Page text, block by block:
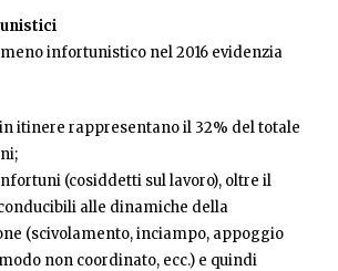
infortunistico nel 2016 evidenzia
itinere rappresentano il 32% del totale
(cosiddetti sul lavoro), oltre il
alle dinamiche della
(scivolamento, inciampo, appoggio
non coordinato, ecc.) e quindi